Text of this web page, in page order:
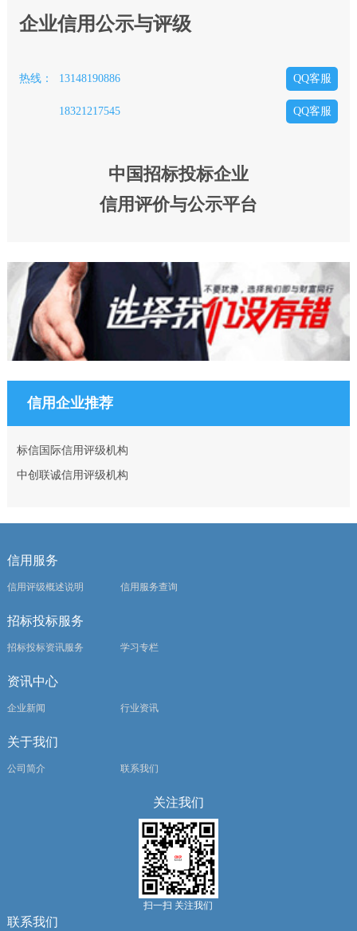
企业信用公示与评级
热线： 13148190886 QQ客服
18321217545 QQ客服
中国招标投标企业
信用评价与公示平台
信用企业推荐
标信国际信用评级机构
中创联诚信用评级机构
信用服务
信用评级概述说明 信用服务查询
招标投标服务
招标投标资讯服务 学习专栏
资讯中心
企业新闻 行业资讯
关于我们
公司简介 联系我们
关注我们
扫一扫 关注我们
联系我们